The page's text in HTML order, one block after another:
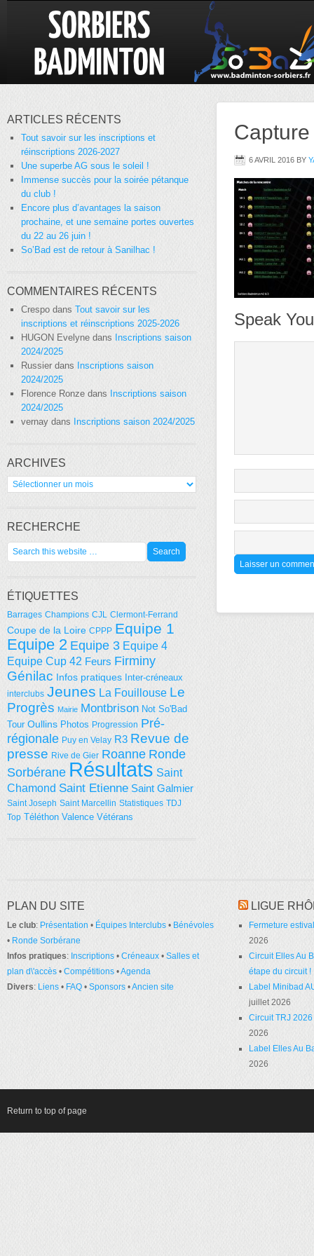
Capture
6 AVRIL 2016 BY
Speak
ARTICLES RÉCENTS
Tout savoir sur les inscriptions et
réinscriptions 2026-2027
Une superbe AG sous le soleil !
Immense succès pour la soirée pétanque
du club !
Encore plus d’avantages la saison
prochaine, et une semaine portes ouvertes
du 22 au 26 juin !
So’Bad est de retour à Sanilhac !
COMMENTAIRES RÉCENTS
Crespo dans Tout savoir sur les
inscriptions et réinscriptions 2025-2026
HUGON Evelyne dans Inscriptions saison
2024/2025
Russierdans Inscriptions saison
2024/2025
Florence Ronze dans Inscriptions saison
2024/2025
vernay dans Inscriptions saison 2024/2025
ARCHIVES
Archives
RECHERCHE
ÉTIQUETTES
Barrages Champions CJL Clermont-Ferrand
Coupe de la Loire CPPP Equipe 1
Equipe 2 Equipe 3 Equipe 4
Equipe Cup 42 Feurs Firminy
Génilac Infos pratiques Inter-créneaux
interclubs Jeunes La Fouillouse Le
Progrès Mairie Montbrison Not So'Bad
Tour Oullins Photos Progression Pré-
régionale Puy en Velay R3 Revue de
presse Rive de Gier Roanne Ronde
Sorbérane Résultats Saint
Chamond Saint Etienne Saint Galmier
Saint Joseph Saint Marcellin Statistiques TDJ
Top Téléthon Valence Vétérans
PLAN DU SITE
Le club: Présentation • Équipes Interclubs • Bénévoles
• Ronde Sorbérane
Infos pratiques: Inscriptions • Créneaux • Salles et
plan d\'accès • Compétitions •Agenda
Divers: Liens • FAQ • Sponsors •Ancien site
LIGUE
Fermeture
2026
Circuit Elles Au
étape du circuit !
Label Minibad
juillet 2026
Circuit TRJ
2026
Label Elles Au
2026
Return to top of page